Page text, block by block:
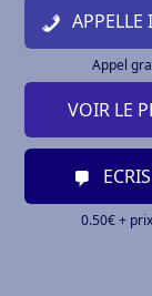
APPELLE
Appel
VOIR LE
0.50€ +